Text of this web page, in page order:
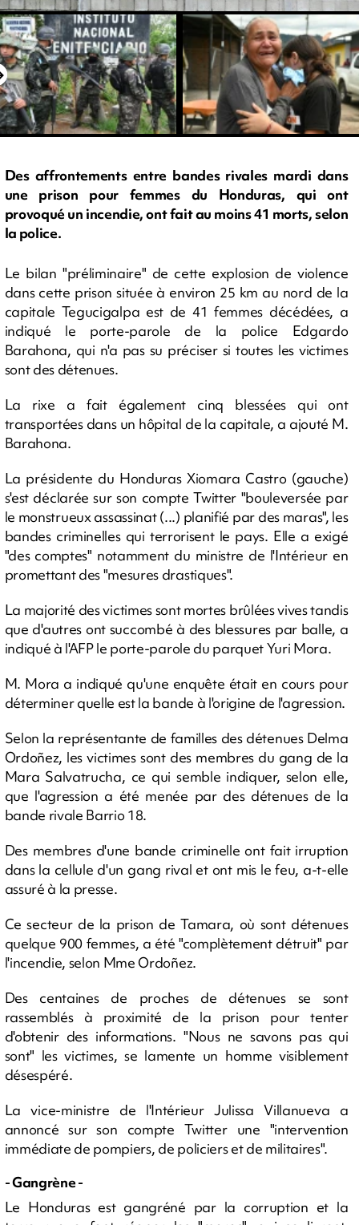
Des affrontements entre bandes rivales mardi dans
une prison pour femmes du Honduras, qui ont
provoqué un incendie, ont fait au moins 41 morts, selon
la police.
Le bilan "préliminaire" de cette explosion de violence
dans cette prison située à environ 25 km au nord de la
capitale Tegucigalpa est de 41 femmes décédées, a
indiqué le porte-parole de la police Edgardo
Barahona, qui n'a pas su préciser si toutes les victimes
sont des détenues.
La rixe a fait également cinq blessées qui ont
transportées dans un hôpital de la capitale, a ajouté M.
Barahona.
La présidente du Honduras Xiomara Castro (gauche)
s'est déclarée sur son compte Twitter "bouleversée par
le monstrueux assassinat (...) planifié par des maras", les
bandes criminelles qui terrorisent le pays. Elle a exigé
"des comptes" notamment du ministre de l'Intérieur en
promettant des "mesures drastiques".
La majorité des victimes sont mortes brûlées vives tandis
que d'autres ont succombé à des blessures par balle, a
indiqué à l'AFP le porte-parole du parquet Yuri Mora.
M. Mora a indiqué qu'une enquête était en cours pour
déterminer quelle est la bande à l'origine de l'agression.
Selon la représentante de familles des détenues Delma
Ordoñez, les victimes sont des membres du gang de la
Mara Salvatrucha, ce qui semble indiquer, selon elle,
que l'agression a été menée par des détenues de la
bande rivale Barrio 18.
Des membres d'une bande criminelle ont fait irruption
dans la cellule d'un gang rival et ont mis le feu, a-t-elle
assuré à la presse.
Ce secteur de la prison de Tamara, où sont détenues
quelque 900 femmes, a été "complètement détruit" par
l'incendie, selon Mme Ordoñez.
Des centaines de proches de détenues se sont
rassemblés à proximité de la prison pour tenter
d'obtenir des informations. "Nous ne savons pas qui
sont" les victimes, se lamente un homme visiblement
désespéré.
La vice-ministre de l'Intérieur Julissa Villanueva a
annoncé sur son compte Twitter une "intervention
immédiate de pompiers, de policiers et de militaires".
- Gangrène -
Le Honduras est gangréné par la corruption et la